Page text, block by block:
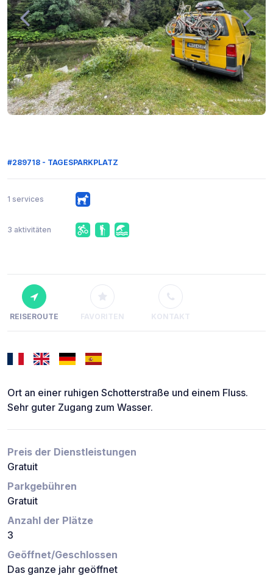
#289718 - TAGESPARKPLATZ
1 services
3 aktivitäten
REISEROUTE FAVORITEN KONTAKT
Ort an einer ruhigen Schotterstraße und einem Fluss.
Sehr guter Zugang zum Wasser.
Preis der Dienstleistungen
Gratuit
Parkgebühren
Gratuit
Anzahl der Plätze
3
Geöffnet/Geschlossen
Das ganze jahr geöffnet